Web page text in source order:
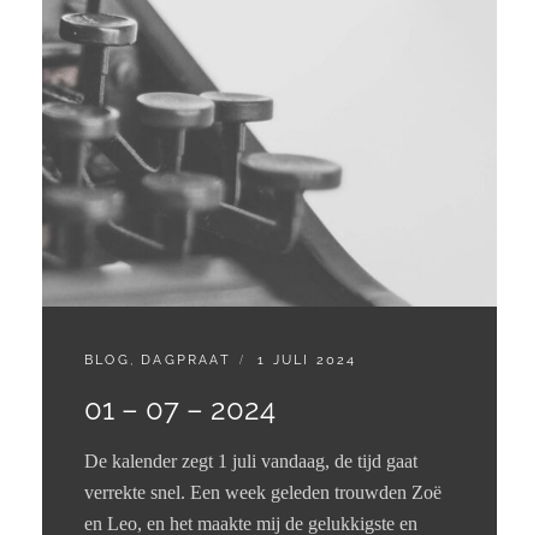
CATEGORIES:
BLOG , DAGPRAAT
GEPLAATST
1 JULI 2024
01 – 07 – 2024
De kalender zegt 1 juli vandaag, de tijd gaat
verrekte snel. Een week geleden trouwden Zoë
en Leo, en het maakte mij de gelukkigste en